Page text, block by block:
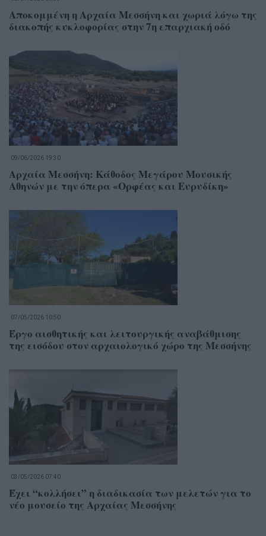
Αποκομμένη η Αρχαία Μεσσήνη και χωριά λόγω της
διακοπής κυκλοφορίας στην 7η επαρχιακή οδό
09/06/2026 19:30
Αρχαία Μεσσήνη: Κάθοδος Μεγάρου Μουσικής
Αθηνών με την όπερα «Ορφέας και Ευρυδίκη»
07/05/2026 10:50
Έργο αισθητικής και λειτουργικής αναβάθμισης
της εισόδου στον αρχαιολογικό χώρο της Μεσσήνης
03/05/2026 07:40
Έχει “κολλήσει” η διαδικασία των μελετών για το
νέο μουσείο της Αρχαίας Μεσσήνης